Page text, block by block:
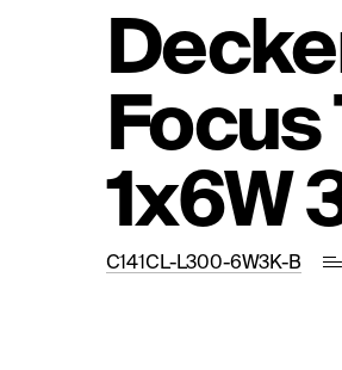
1x6W
C141CL-L300-6W3K-B